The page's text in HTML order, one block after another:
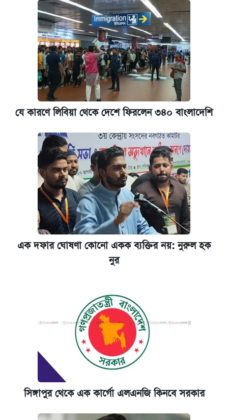
যে কারণে লিবিয়া থেকে দেশে ফিরলেন ৩৪০ বাংলাদেশি
এক দফার ঘোষণা কোনো একক ব্যক্তির নয়: নুরুল হক
নুর
সিঙ্গাপুর থেকে এক কার্গো এলএনজি কিনবে সরকার